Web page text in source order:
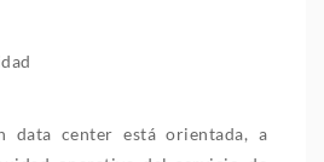
data center está orientada, a